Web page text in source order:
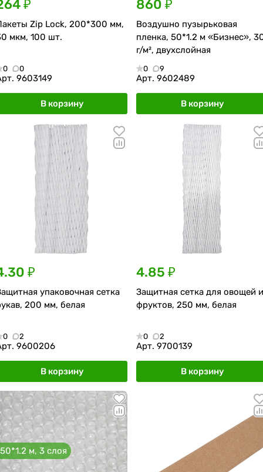
₽
Zip Lock, 200*300 мм,
мкм, 100 шт.
0 0
9603149
В корзину
860 ₽
Воздушно пузырьковая
пленка, 50*1.2 м «Бизнес»,
г/м², двухслойная
0 9
Арт. 9602489
В корзину
₽
упаковочная сетка
200 мм, белая
0 2
9600206
В корзину
4.85 ₽
Защитная сетка для овощей и
фруктов, 250 мм, белая
0 2
Арт. 9700139
В корзину
50*1.2 м, 3 слоя